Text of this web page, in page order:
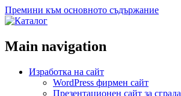
Премини към основното съдържание
Main navigation
Изработка на сайт
WordPress фирмен сайт
Презентационен сайт за сграда